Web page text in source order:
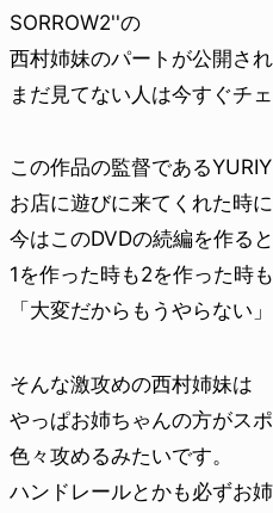
SORROW2''の
西村姉妹のパートが公開され
まだ見てない人は今すぐチェ
この作品の監督である
お店に遊びに来てくれた時
今はこのDVDの続編を作る
1を作った時も2を作った時も
「大変だからもうやらない
そんな激攻めの西村姉妹は
やっぱお姉ちゃんの方がス
色々攻めるみたいです。
ハンドレールとかも必ずお